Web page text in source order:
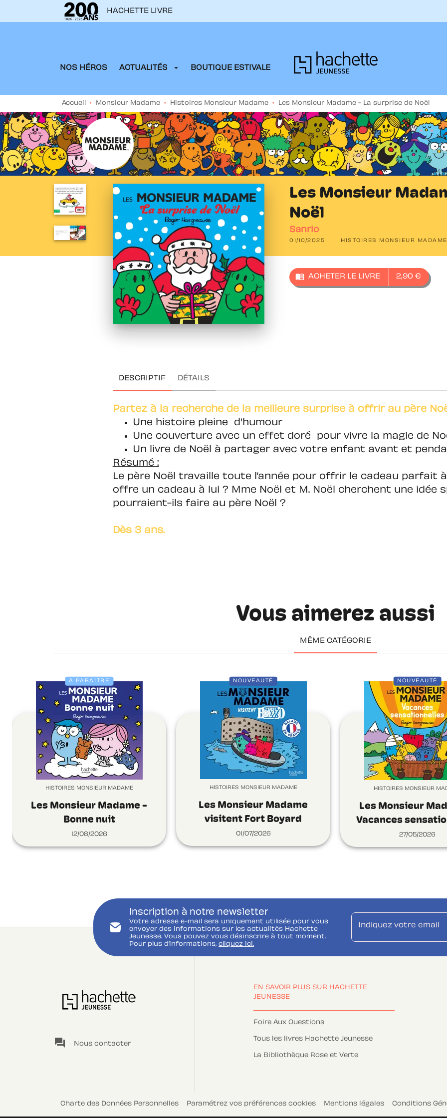
MENU
HACHETTE LIVRE
NOS HÉROS ACTUALITÉS arrow_drop_down BOUTIQUE ESTIVALE
Accueil • Monsieur Madame • Histoires Monsieur Madame • Les Monsieur Madame - La surprise de Noël
Les Monsieur
Noël
Sanrio
01/10/2025 HISTOIRES MONSIEUR MADAME
menu_book ACHETER LE LIVRE 2,90 €
DESCRIPTIF DÉTAILS
Partez à la recherche de la meilleure surprise à offrir au père
Une histoire pleine d'humour
Une couverture avec un effet doré pour vivre la magie de
Un livre de Noël à partager avec votre enfant avant et
Résumé :
Le père Noël travaille toute l’année pour offrir le cadeau parfait
offre un cadeau à lui ? Mme Noël et M. Noël cherchent une idée
pourraient-ils faire au père Noël ?
Dès 3 ans.
Vous aimerez aussi
MÊME CATÉGORIE
À PARAÎTRE
HISTOIRES MONSIEUR MADAME
Les Monsieur Madame -
Bonne nuit
12/08/2026
NOUVEAUTÉ
HISTOIRES MONSIEUR MADAME
Les Monsieur Madame
visitent Fort Boyard
01/07/2026
NOUVEAUTÉ
HISTOIRES MONSIEUR
Les Monsieur
Vacances
27/05/2026
Inscription à notre newsletter
Votre adresse e-mail sera uniquement utilisée pour vous
envoyer des informations sur les actualités Hachette
Jeunesse. Vous pouvez vous désinscrire à tout moment.
Pour plus d’informations, cliquez ici.
Indiquez votre email
question_answer Nous contacter
EN SAVOIR PLUS SUR HACHETTE
JEUNESSE
Foire Aux Questions
Tous les livres Hachette Jeunesse
La Bibliothèque Rose et Verte
Charte des Données Personnelles Paramétrez vos préférences cookies Mentions légales Conditions